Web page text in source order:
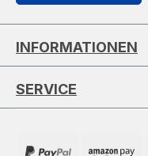
INFORMATIONEN
SERVICE